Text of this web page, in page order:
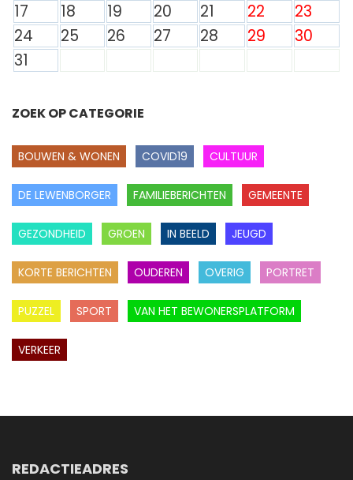
17
18 19 20 21 22
23
24
25 26 27 28 29
30
31
ZOEK OP CATEGORIE
BOUWEN & WONEN COVID19 CULTUUR
DE LEWENBORGER FAMILIEBERICHTEN GEMEENTE
GEZONDHEID GROEN IN BEELD JEUGD
KORTE BERICHTEN OUDEREN OVERIG PORTRET
PUZZEL SPORT VAN HET BEWONERSPLATFORM
VERKEER
REDACTIEADRES